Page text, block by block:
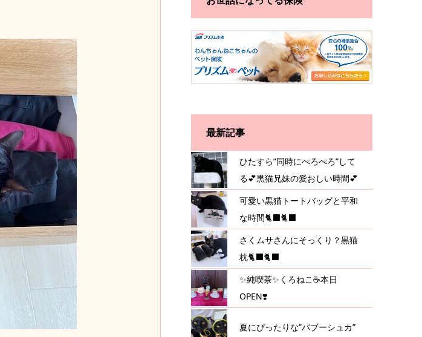
最新記事
ひたすら”同時にぺろぺろ”して
る💕黒猫兄妹の愛おしい時間💕
可愛い黒猫トートバッグと平和
な時間🐈‍⬛🐈‍⬛
さくムサさんにそっくり？黒猫
枕🐈‍⬛🐈‍⬛
✨純喫茶✨くろねこ☕️本日
OPEN❣️
夏にぴったりな”バブーシュカ”